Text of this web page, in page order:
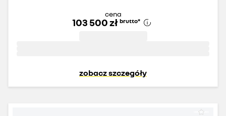
cena
103 500 zł brutto*
zobacz szczegóły